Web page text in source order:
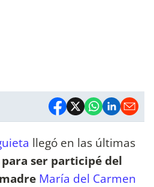
llegó en las últimas
para ser participé del
María del Carmen